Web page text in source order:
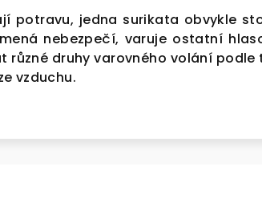
potravu, jedna surikata obvykle
nebezpečí, varuje ostatní
různé druhy varovného volání podle
vzduchu.